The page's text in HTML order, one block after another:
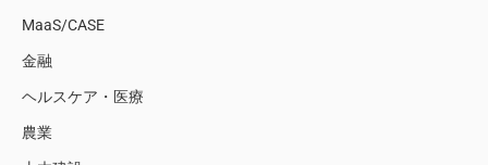
MaaS/CASE
金融
ヘルスケア・医療
農業